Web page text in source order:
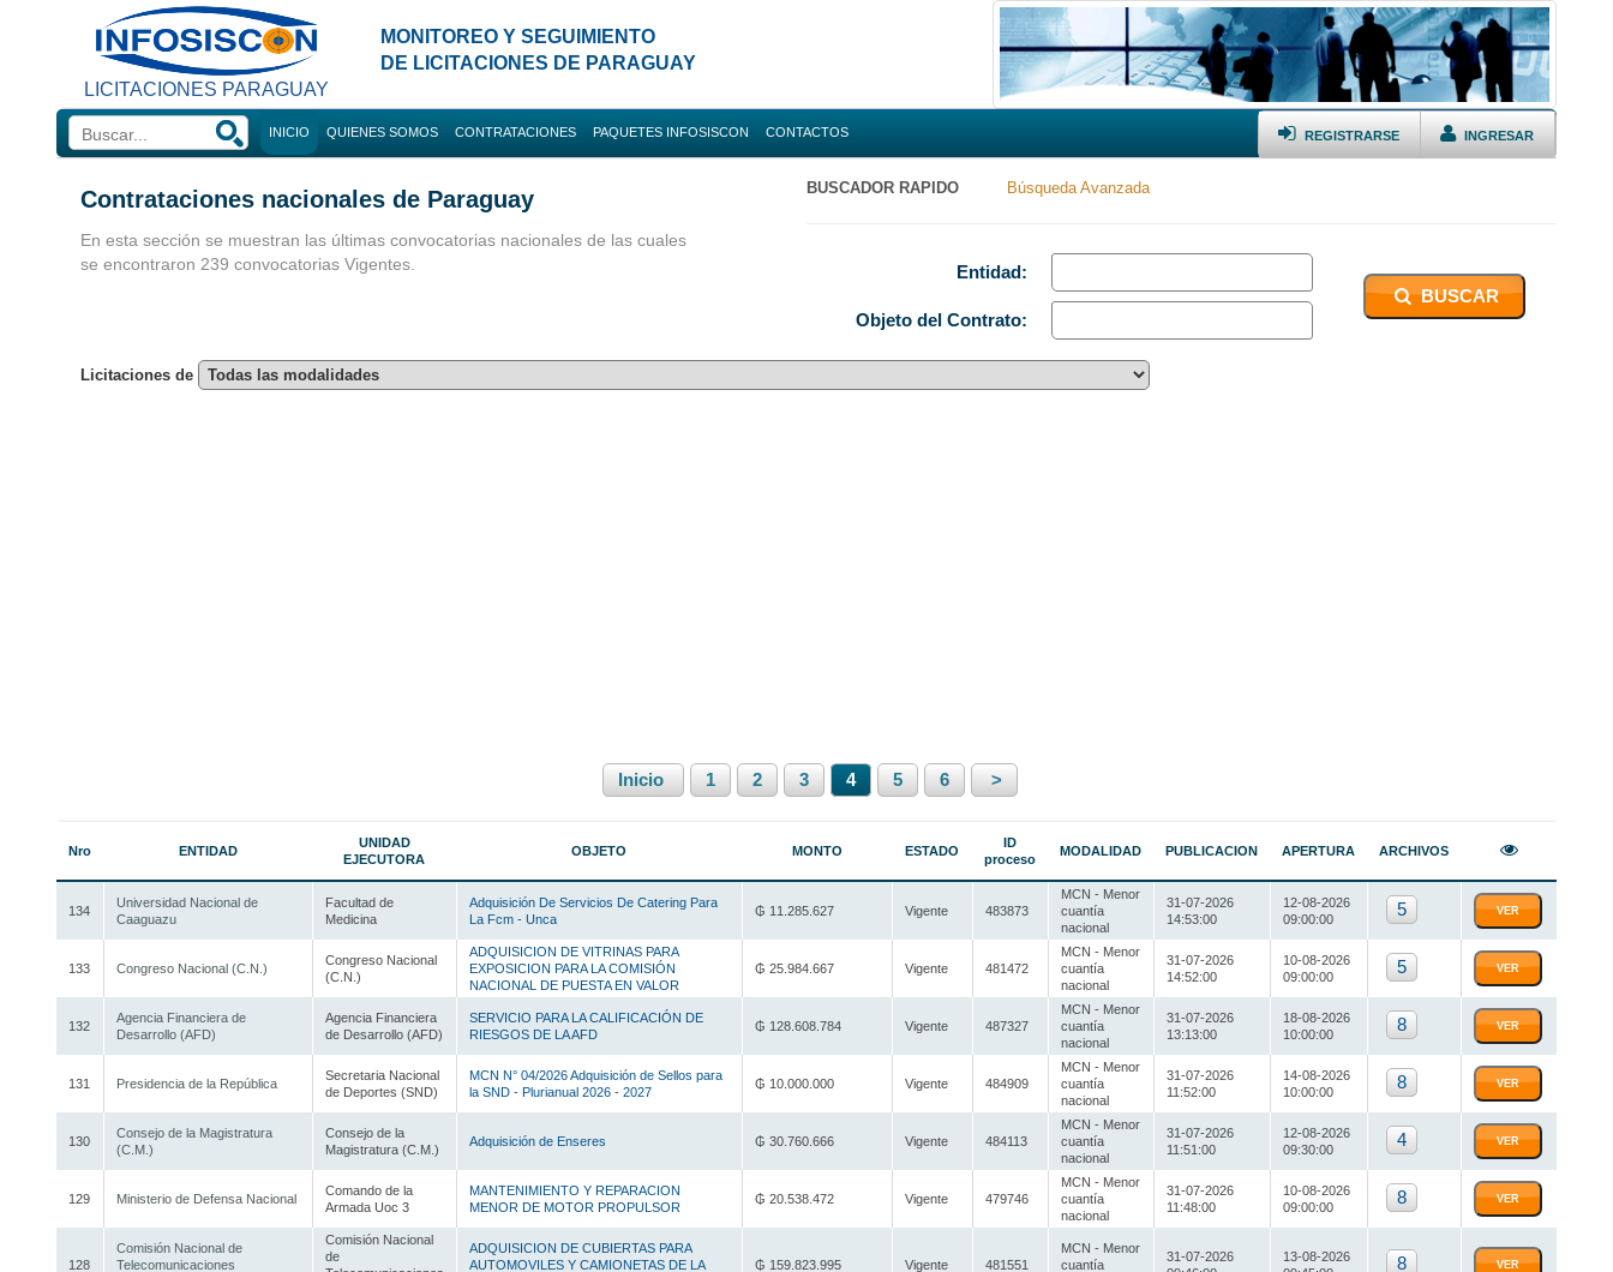
LICITACIONES PARAGUAY
MONITOREO Y SEGUIMIENTO
DE LICITACIONES DE PARAGUAY
INICIO QUIENES SOMOS CONTRATACIONES PAQUETES INFOSISCON CONTACTOS INGRESAR
REGISTRARSE
Contrataciones nacionales de Paraguay
En esta sección se muestran las últimas convocatorias nacionales de las cuales
se encontraron 239 convocatorias Vigentes.
BUSCADOR RAPIDO Búsqueda Avanzada
Entidad:
BUSCAR
Objeto del Contrato:
Licitaciones de
Inicio 1 2 3 4 5 6 >
Nro ENTIDAD
UNIDAD
EJECUTORA
OBJETO MONTO ESTADO
ID
proceso
MODALIDAD PUBLICACION APERTURA ARCHIVOS
134
Universidad Nacional de
Caaguazu
Facultad de
Medicina
Adquisición De Servicios De Catering Para
La Fcm - Unca
₲ 11.285.627 Vigente 483873
MCN - Menor
cuantía
nacional
31-07-2026
14:53:00
12-08-2026
09:00:00
5 VER
133 Congreso Nacional (C.N.)
Congreso Nacional
(C.N.)
ADQUISICION DE VITRINAS PARA
EXPOSICION PARA LA COMISIÓN
NACIONAL DE PUESTA EN VALOR
₲ 25.984.667 Vigente 481472
MCN - Menor
cuantía
nacional
31-07-2026
14:52:00
10-08-2026
09:00:00
5 VER
132
Agencia Financiera de
Desarrollo (AFD)
Agencia Financiera
de Desarrollo (AFD)
SERVICIO PARA LA CALIFICACIÓN DE
RIESGOS DE LA AFD
₲ 128.608.784 Vigente 487327
MCN - Menor
cuantía
nacional
31-07-2026
13:13:00
18-08-2026
10:00:00
8 VER
131 Presidencia de la República
Secretaria Nacional
de Deportes (SND)
MCN N° 04/2026 Adquisición de Sellos para
la SND - Plurianual 2026 - 2027
₲ 10.000.000 Vigente 484909
MCN - Menor
cuantía
nacional
31-07-2026
11:52:00
14-08-2026
10:00:00
8 VER
130
Consejo de la Magistratura
(C.M.)
Consejo de la
Magistratura (C.M.)
Adquisición de Enseres ₲ 30.760.666 Vigente 484113
MCN - Menor
cuantía
nacional
31-07-2026
11:51:00
12-08-2026
09:30:00
4 VER
129 Ministerio de Defensa Nacional
Comando de la
Armada Uoc 3
MANTENIMIENTO Y REPARACION
MENOR DE MOTOR PROPULSOR
₲ 20.538.472 Vigente 479746
MCN - Menor
cuantía
nacional
31-07-2026
11:48:00
10-08-2026
09:00:00
8 VER
128
Comisión Nacional de
Telecomunicaciones
Comisión Nacional
de
ADQUISICION DE CUBIERTAS PARA
AUTOMOVILES Y CAMIONETAS DE LA
₲ 159.823.995 Vigente 481551
MCN - Menor
cuantía
31-07-2026
13-08-2026
8 VER